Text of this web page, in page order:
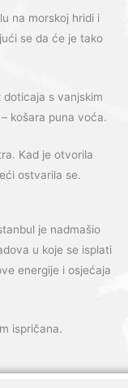
na morskoj hridi i
se da će je tako
doticaja s vanjskim
košara puna voća.
Kad je otvorila
ostvarila se.
je nadmašio
u koje se isplati
energije i osjećaja
ispričana.